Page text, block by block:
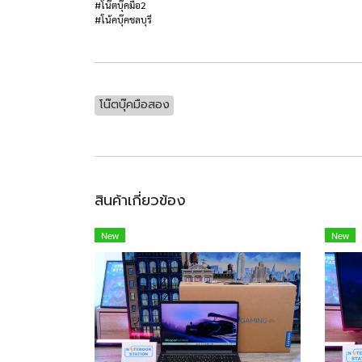
#โน๊ตบุ๊คมือ2
#โน้คบุ๊คชลบุรี
โน๊ตบุ๊คมือสอง
สินค้าเกี่ยวข้อง
New New